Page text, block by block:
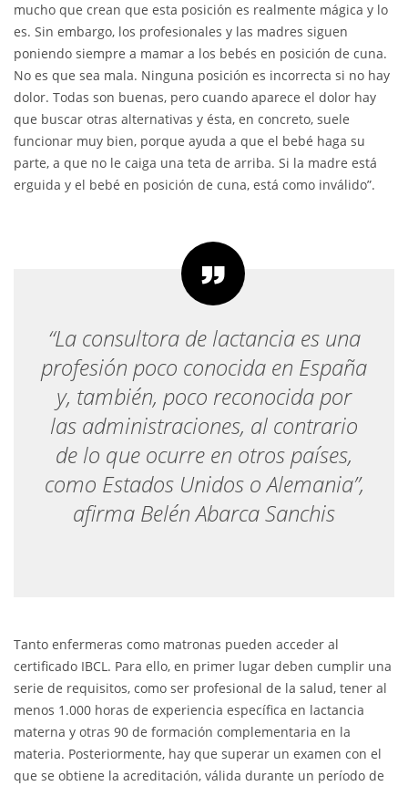
mucho que crean que esta posición es realmente mágica y lo
es. Sin embargo, los profesionales y las madres siguen
poniendo siempre a mamar a los bebés en posición de cuna.
No es que sea mala. Ninguna posición es incorrecta si no hay
dolor. Todas son buenas, pero cuando aparece el dolor hay
que buscar otras alternativas y ésta, en concreto, suele
funcionar muy bien, porque ayuda a que el bebé haga su
parte, a que no le caiga una teta de arriba. Si la madre está
erguida y el bebé en posición de cuna, está como inválido”.
“La consultora de lactancia es una
profesión poco conocida en España
y, también, poco reconocida por
las administraciones, al contrario
de lo que ocurre en otros países,
como Estados Unidos o Alemania”,
afirma Belén Abarca Sanchis
Tanto enfermeras como matronas pueden acceder al
certificado IBCL. Para ello, en primer lugar deben cumplir una
serie de requisitos, como ser profesional de la salud, tener al
menos 1.000 horas de experiencia específica en lactancia
materna y otras 90 de formación complementaria en la
materia. Posteriormente, hay que superar un examen con el
que se obtiene la acreditación, válida durante un período de